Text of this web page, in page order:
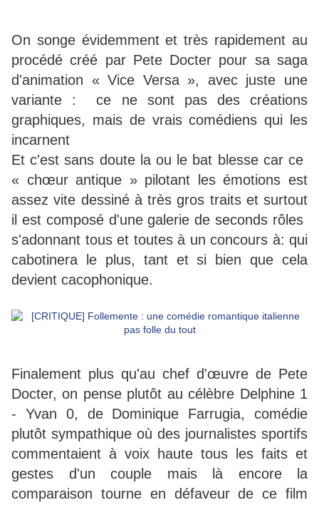
On songe évidemment et très rapidement au
procédé créé par Pete Docter pour sa saga
d'animation « Vice Versa », avec juste une
variante : ce ne sont pas des créations
graphiques, mais de vrais comédiens qui les
incarnent
Et c'est sans doute la ou le bat blesse car ce
« chœur antique » pilotant les émotions est
assez vite dessiné à très gros traits et surtout
il est composé d'une galerie de seconds rôles
s'adonnant tous et toutes à un concours à: qui
cabotinera le plus, tant et si bien que cela
devient cacophonique.
Finalement plus qu'au chef d'œuvre de Pete
Docter, on pense plutôt au célèbre Delphine 1
- Yvan 0, de Dominique Farrugia, comédie
plutôt sympathique où des journalistes sportifs
commentaient à voix haute tous les faits et
gestes d'un couple mais là encore la
comparaison tourne en défaveur de ce film